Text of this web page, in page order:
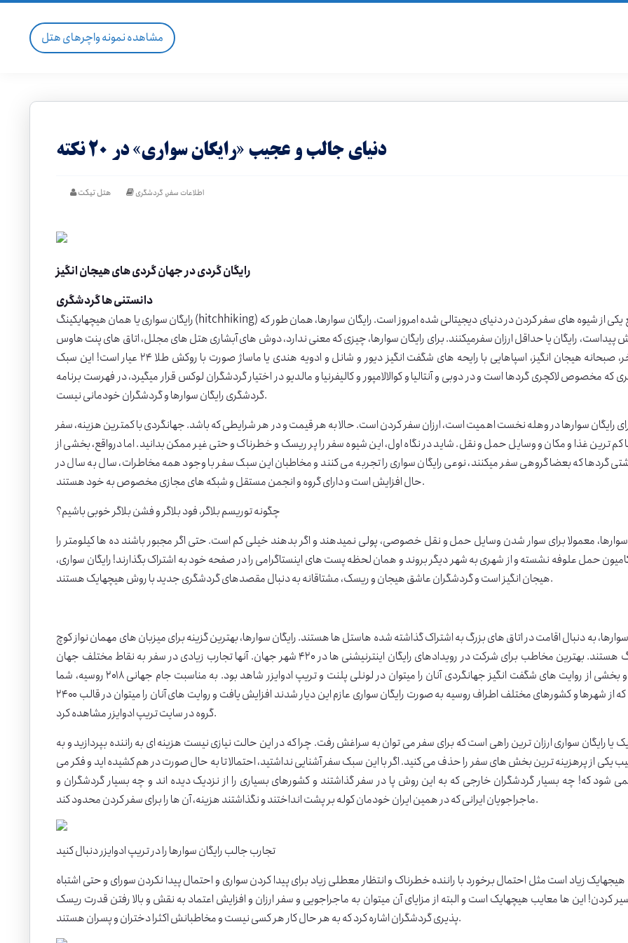
مشاهده نمونه واچرهای هتل
دنیای جالب و عجیب «رایگان سواری» در ۲۰ نکته
هتل تیکت اطلاعات سفر, گردشگری
رایگان گردی در جهان گردی های هیجان انگیز
دانستنی ها گردشگری
رایگان سواری یا همان هیچهایکینگ (hitchhiking) در واقع یکی از شیوه های سفر کردن در دنیای دیجیتالی شده امروز است. رایگان سوارها، همان طور که
پیداست، رایگان یا حداقل ارزان سفرمیکنند. برای رایگان سوارها، چیزی که معنی ندارد، دوش های آبشاری هتل های مجلل، اتاق های پنت هاوس
با استخر، صبحانه هیجان انگیز، اسپاهایی با رایحه های شگفت انگیز دیور و شانل و ادویه هندی یا ماساژ صورت با روکش طلا ۲۴ عیار است! این سبک
که مخصوص لاکچری گردها است و در دوبی و آنتالیا و کوالالامپور و کالیفرنیا و مالدیو در اختیار گردشگران لوکس قرار میگیرد، در فهرست برنامه
گردشگری رایگان سوارها و گردشگران خودمانی نیست.
رایگان سوارها در وهله نخست اهمیت است، ارزان سفر کردن است. حالا به هر قیمت و در هر شرایطی که باشد. جهانگردی با کمترین هزینه، سفر
کم ترین غذا و مکان و وسایل حمل و نقل. شاید در نگاه اول، این شیوه سفر را پر ریسک و خطرناک و حتی غیر ممکن بدانید. اما درواقع، بخشی از
گردها که بعضا گروهی سفر میکنند، نوعی رایگان سواری را تجربه می کنند و مخاطبان این سبک سفر با وجود همه مخاطرات، سال به سال در
حال افزایش است و دارای گروه و انجمن مستقل و شبکه های مجازی مخصوص به خود هستند.
چگونه توریسم بلاگر، فود بلاگر و فشن بلاگر خوبی باشیم؟
سوارها، معمولا برای سوار شدن وسایل حمل و نقل خصوصی، پولی نمیدهند و اگر بدهند خیلی کم است. حتی اگر مجبور باشند ده ها کیلومتر را
حمل علوفه نشسته و از شهری به شهر دیگر بروند و همان لحظه پست های اینستاگرامی را در صفحه خود به اشتراک بگذارند! رایگان سواری،
هیجان انگیز است و گردشگران عاشق هیجان و ریسک، مشتاقانه به دنبال مقصدهای گردشگری جدید با روش هیچهایک هستند.
سوارها، به دنبال اقامت در اتاق های بزرگ به اشتراک گذاشته شده هاستل ها هستند. رایگان سوارها، بهترین گزینه برای میزبان های مهمان نواز کوچ
سرفینگ هستند. بهترین مخاطب برای شرکت در رویدادهای رایگان اینترنیشنی ها در ۴۲۰ شهر جهان. آنها تجارب زیادی در سفر به نقاط مختلف جهان
داشته و بخشی از روایت های شگفت انگیز جهانگردی آنان را میتوان در لونلی پلنت و تریپ ادوایزر شاهد بود. به مناسبت جام جهانی ۲۰۱۸ روسیه، شما
کسانی که از شهرها و کشورهای مختلف اطراف روسیه به صورت رایگان سواری عازم این دیار شدند افزایش یافت و روایت های آنان را میتوان در قالب ۲۴۰۰
گروه در سایت تریپ ادوایزر مشاهده کرد.
یا رایگان سواری ارزان ترین راهی است که برای سفر می توان به سراغش رفت. چرا که در این حالت نیازی نیست هزینه ای به راننده بپردازید و به
یکی از پرهزینه ترین بخش های سفر را حذف می کنید. اگر با این سبک سفر آشنایی نداشتید، احتمالا تا به حال صورت در هم کشیده اید و فکر می
شود که! چه بسیار گردشگران خارجی که به این روش پا در سفر گذاشتند و کشورهای بسیاری را از نزدیک دیده اند و چه بسیار گردشگران و
ماجراجویان ایرانی که در همین ایران خودمان کوله بر پشت انداختند و نگذاشتند هزینه، آن ها را برای سفر کردن محدود کند.
تجارب جالب رایگان سوارها را در تریپ ادوایزر دنبال کنید
زیاد است مثل احتمال برخورد با راننده خطرناک و انتظار معطلی زیاد برای پیدا کردن سواری و احتمال پیدا نکردن سورای و حتی اشتباه
کردن! این ها معایب هیچهایک است و البته از مزایای آن میتوان به ماجراجویی و سفر ارزان و افزایش اعتماد به نقش و بالا رفتن قدرت ریسک
پذیری گردشگران اشاره کرد که به هر حال کار هر کسی نیست و مخاطبانش اکثرا دختران و پسران هستند.